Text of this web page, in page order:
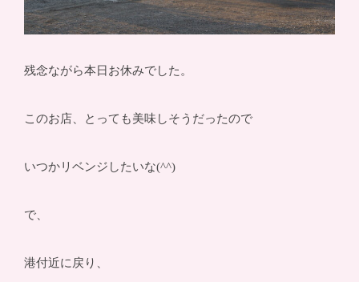
残念ながら本日お休みでした。
このお店、とっても美味しそうだったので
いつかリベンジしたいな(^^)
で、
港付近に戻り、